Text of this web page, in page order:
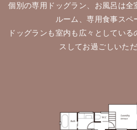
個別の専用ドッグラン、お風呂は全
ルーム、専用食事スペ
ドッグランも室内も広々としている
スしてお過ごしいただ